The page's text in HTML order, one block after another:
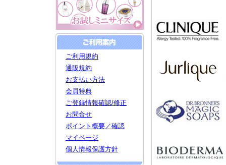
ご利用規約
通販規約
お支払い方法
会員特典
ご登録情報確認/修正
お問合せ
ポイント概要／確認
マイページ
個人情報保護方針